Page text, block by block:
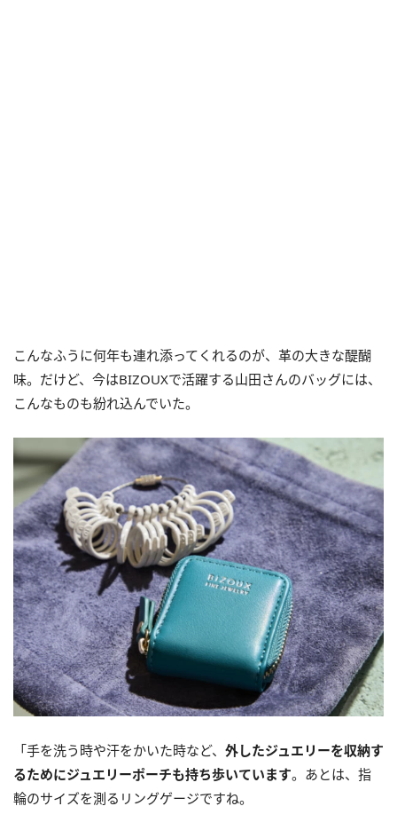
こんなふうに何年も連れ添ってくれるのが、革の大きな醍醐
味。だけど、今はBIZOUXで活躍する山田さんのバッグには、
こんなものも紛れ込んでいた。
「手を洗う時や汗をかいた時など、 外したジュエリーを収納す
るためにジュエリーポーチも持ち歩いています。あとは、指
輪のサイズを測るリングゲージですね。